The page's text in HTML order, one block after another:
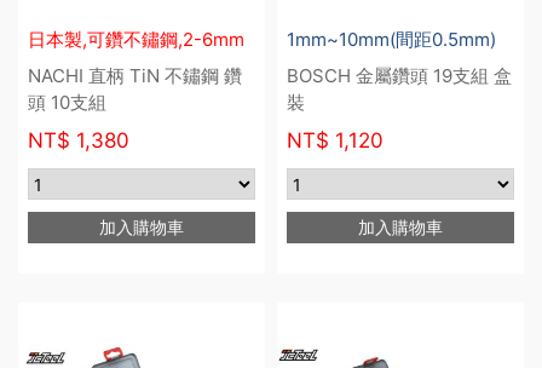
日本製,可鑽不鏽鋼,2-6mm
NACHI 直柄 TiN 不鏽鋼 鑽
頭 10支組
NT$ 1,380
加入購物車
1mm~10mm(間距0.5mm)
BOSCH 金屬鑽頭 19支組 盒
裝
NT$ 1,120
加入購物車